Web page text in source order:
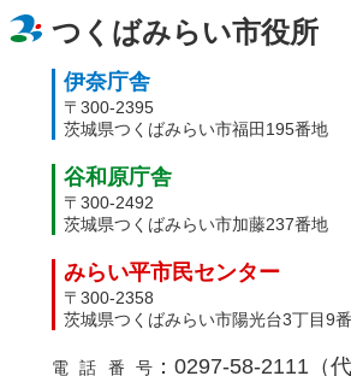
つくばみらい市役所
伊奈庁舎
〒300-2395
茨城県つくばみらい市福田195番地
谷和原庁舎
〒300-2492
茨城県つくばみらい市加藤237番地
みらい平市民センター
〒300-2358
茨城県つくばみらい市陽光台3丁目9
電話番号 ：0297-58-2111（代